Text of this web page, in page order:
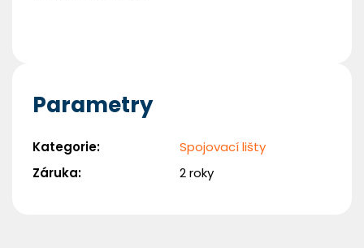
Parametry
Kategorie:
Spojovací lišty
Záruka: 2 roky